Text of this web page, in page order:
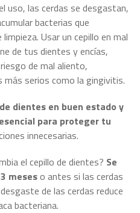
uso, las cerdas se desgastan,
bacterias que
Usar un cepillo en mal
de tus dientes y encías,
de mal aliento,
serios como la gingivitis.
dientes en buen estado y
para proteger tu
innecesarias.
el cepillo de dientes? Se
meseso antes si las cerdas
de las cerdas reduce
bacteriana.